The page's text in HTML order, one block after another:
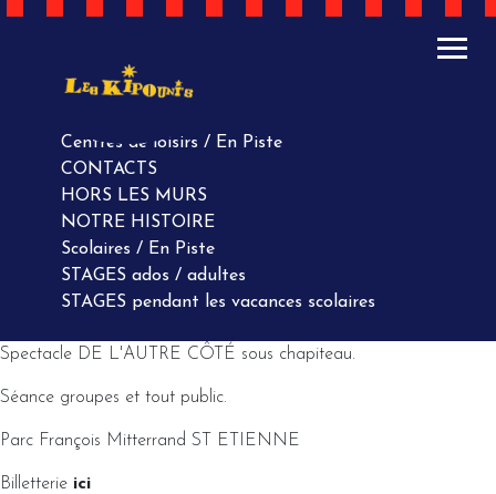
ACTUALITÉS
AGENDA
Centres de loisirs / En Piste
CONTACTS
HORS LES MURS
NOTRE HISTOIRE
Scolaires / En Piste
STAGES ados / adultes
STAGES pendant les vacances scolaires
Spectacle DE L'AUTRE CÔTÉ sous chapiteau.
Séance groupes et tout public.
Parc François Mitterrand ST ETIENNE
Billetterie ici